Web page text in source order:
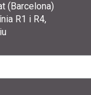
(Barcelona)
R1 i R4,